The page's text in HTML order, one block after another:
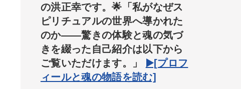
の洪正幸です。🌟「私がなぜス
ピリチュアルの世界へ導かれた
のか――驚きの体験と魂の気づ
きを綴った自己紹介は以下から
ご覧いただけます。」
▶️[プロフ
ィールと魂の物語を読む]